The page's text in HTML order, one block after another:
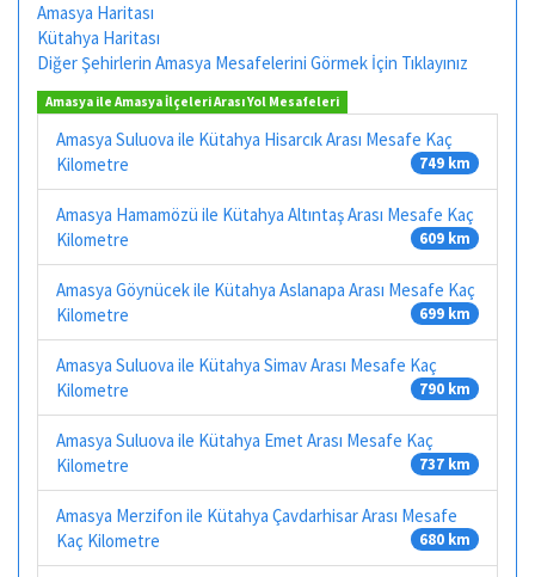
Amasya Haritası
Kütahya Haritası
Diğer Şehirlerin Amasya Mesafelerini Görmek İçin Tıklayınız
Amasya ile Amasya İlçeleri Arası Yol Mesafeleri
Amasya Suluova ile Kütahya Hisarcık Arası Mesafe Kaç
Kilometre
749 km
Amasya Hamamözü ile Kütahya Altıntaş Arası Mesafe Kaç
Kilometre
609 km
Amasya Göynücek ile Kütahya Aslanapa Arası Mesafe Kaç
Kilometre
699 km
Amasya Suluova ile Kütahya Simav Arası Mesafe Kaç
Kilometre
790 km
Amasya Suluova ile Kütahya Emet Arası Mesafe Kaç
Kilometre
737 km
Amasya Merzifon ile Kütahya Çavdarhisar Arası Mesafe
Kaç Kilometre
680 km